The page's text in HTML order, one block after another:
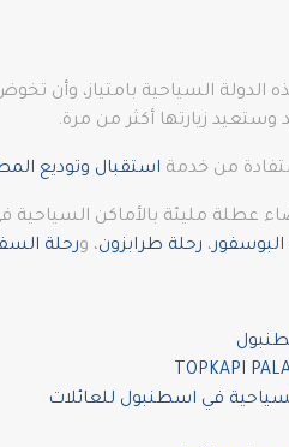
وستعيد زيارتها أكثر من مرة.
من خدمة استقبال وتوديع
عطلة مليئة بالأماكن السياحية
البوسفور، رحلة طرابزون، ورحلة
في اسطنبول للعائلات